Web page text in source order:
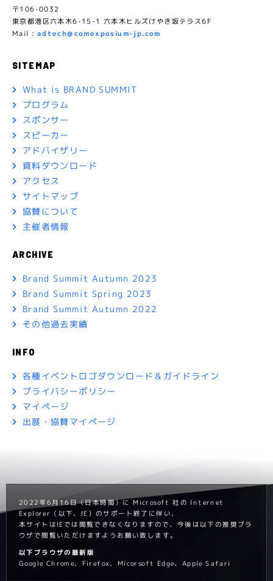
〒106-0032
東京都港区六本木6-15-1 六本木ヒルズけやき坂テラス6F
Mail : adtech@comexposium-jp.com
SITEMAP
What is BRAND SUMMIT
プログラム
スポンサー
スピーカー
アドバイザリー
資料ダウンロード
アクセス
サイトマップ
協賛について
主催者情報
ARCHIVE
Brand Summit Autumn 2023
Brand Summit Spring 2023
Brand Summit Autumn 2022
その他過去実績
INFO
各種イベントロゴダウンロード＆ガイドライン
プライバシーポリシー
マイページ
出展・協賛マイページ
2022年6月16日（日本時間）に Microsoft 社の Internet
Explorer（以下、IE）のサポート終了に伴い、
本サイトはIEでは閲覧できなくなりますので、今後は以下の推奨ブラ
ウザで閲覧いただけますようお願い致します。
以下ブラウザの最新版
Google Chrome、Firefox、Micorsoft Edge、Apple Safari